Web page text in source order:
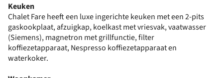
Keuken
Chalet Fare heeft een luxe ingerichte keuken met een 2-pits
gaskookplaat, afzuigkap, koelkast met vriesvak, vaatwasser
(Siemens), magnetron met grillfunctie, filter
koffiezetapparaat, Nespresso koffiezetapparaat en
waterkoker.